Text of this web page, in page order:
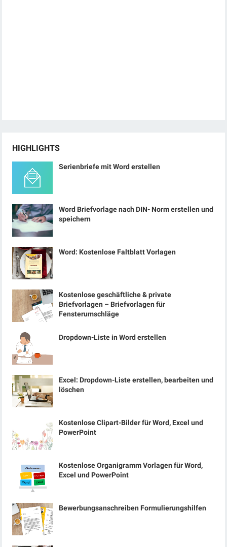
HIGHLIGHTS
Serienbriefe mit Word erstellen
Word Briefvorlage nach DIN- Norm erstellen und
speichern
Word: Kostenlose Faltblatt Vorlagen
Kostenlose geschäftliche & private
Briefvorlagen – Briefvorlagen für
Fensterumschläge
Dropdown-Liste in Word erstellen
Excel: Dropdown-Liste erstellen, bearbeiten und
löschen
Kostenlose Clipart-Bilder für Word, Excel und
PowerPoint
Kostenlose Organigramm Vorlagen für Word,
Excel und PowerPoint
Bewerbungsanschreiben Formulierungshilfen